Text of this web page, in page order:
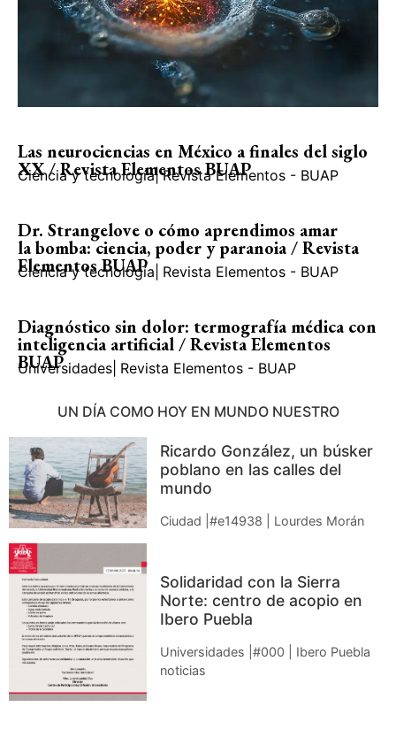
Las neurociencias en México a finales del siglo
XX / Revista Elementos BUAP
Ciencia y tecnología| Revista Elementos - BUAP
Dr. Strangelove o cómo aprendimos amar
la bomba: ciencia, poder y paranoia / Revista
Elementos BUAP
Ciencia y tecnología Revista Elementos - BUAP
Diagnóstico sin dolor: termografía médica con
inteligencia artificial / Revista Elementos
BUAP
Universidades Revista Elementos - BUAP
UN DÍA COMO HOY EN MUNDO NUESTRO
Ricardo González, un búsker
poblano en las calles del
mundo
Ciudad |#e14938 | Lourdes Morán
Solidaridad con la Sierra
Norte: centro de acopio en
Ibero Puebla
Universidades |#000 | Ibero Puebla
noticias